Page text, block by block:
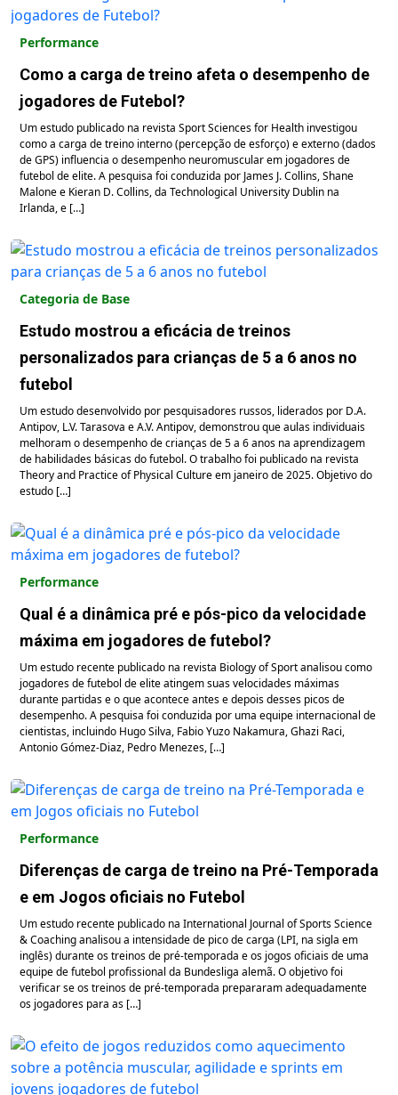
Performance
Como a carga de treino afeta o desempenho de
jogadores de Futebol?
Um estudo publicado na revista Sport Sciences for Health investigou
como a carga de treino interno (percepção de esforço) e externo (dados
de GPS) influencia o desempenho neuromuscular em jogadores de
futebol de elite. A pesquisa foi conduzida por James J. Collins, Shane
Malone e Kieran D. Collins, da Technological University Dublin na
Irlanda, e […]
Categoria de Base
Estudo mostrou a eficácia de treinos
personalizados para crianças de 5 a 6 anos no
futebol
Um estudo desenvolvido por pesquisadores russos, liderados por D.A.
Antipov, L.V. Tarasova e A.V. Antipov, demonstrou que aulas individuais
melhoram o desempenho de crianças de 5 a 6 anos na aprendizagem
de habilidades básicas do futebol. O trabalho foi publicado na revista
Theory and Practice of Physical Culture em janeiro de 2025. Objetivo do
estudo […]
Performance
Qual é a dinâmica pré e pós-pico da velocidade
máxima em jogadores de futebol?
Um estudo recente publicado na revista Biology of Sport analisou como
jogadores de futebol de elite atingem suas velocidades máximas
durante partidas e o que acontece antes e depois desses picos de
desempenho. A pesquisa foi conduzida por uma equipe internacional de
cientistas, incluindo Hugo Silva, Fabio Yuzo Nakamura, Ghazi Raci,
Antonio Gómez-Diaz, Pedro Menezes, […]
Performance
Diferenças de carga de treino na Pré-Temporada
e em Jogos oficiais no Futebol
Um estudo recente publicado na International Journal of Sports Science
& Coaching analisou a intensidade de pico de carga (LPI, na sigla em
inglês) durante os treinos de pré-temporada e os jogos oficiais de uma
equipe de futebol profissional da Bundesliga alemã. O objetivo foi
verificar se os treinos de pré-temporada prepararam adequadamente
os jogadores para as […]